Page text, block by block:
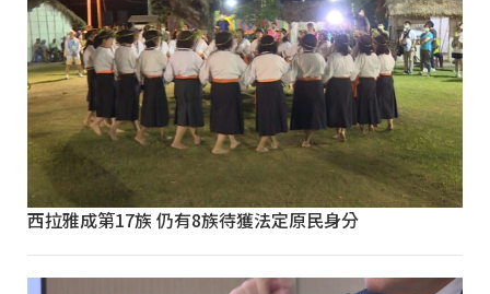
西拉雅成第17族 仍有8族待獲法定原民身分